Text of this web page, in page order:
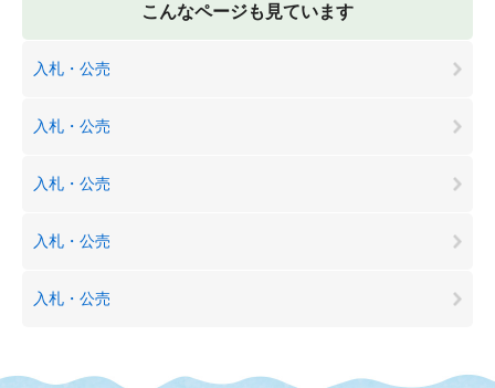
こんなページも見ています
入札・公売
入札・公売
入札・公売
入札・公売
入札・公売